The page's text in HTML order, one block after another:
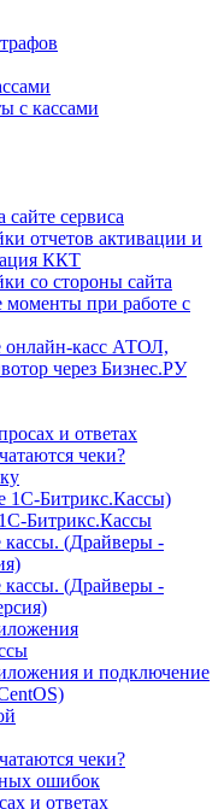
с кассами
сервиса
отчетов активации и
ККТ
со стороны сайта
при работе с
онлайн-касс АТОЛ,
через Бизнес.РУ
и ответах
чеки?
1С-Битрикс.Кассы)
Битрикс.Кассы
(Драйверы -
(Драйверы -
и подключение
чеки?
ошибок
и ответах